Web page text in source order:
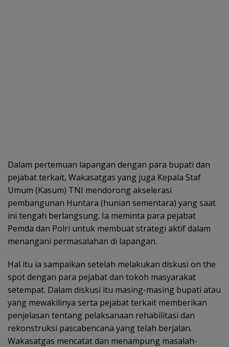
Dalam pertemuan lapangan dengan para bupati dan
pejabat terkait, Wakasatgas yang juga Kepala Staf
Umum (Kasum) TNI mendorong akselerasi
pembangunan Huntara (hunian sementara) yang saat
ini tengah berlangsung. Ia meminta para pejabat
Pemda dan Polri untuk membuat strategi aktif dalam
menangani permasalahan di lapangan.
Hal itu ia sampaikan setelah melakukan diskusi on the
spot dengan para pejabat dan tokoh masyarakat
setempat. Dalam diskusi itu masing-masing bupati atau
yang mewakilinya serta pejabat terkait memberikan
penjelasan tentang pelaksanaan rehabilitasi dan
rekonstruksi pascabencana yang telah berjalan.
Wakasatgas mencatat dan menampung masalah-